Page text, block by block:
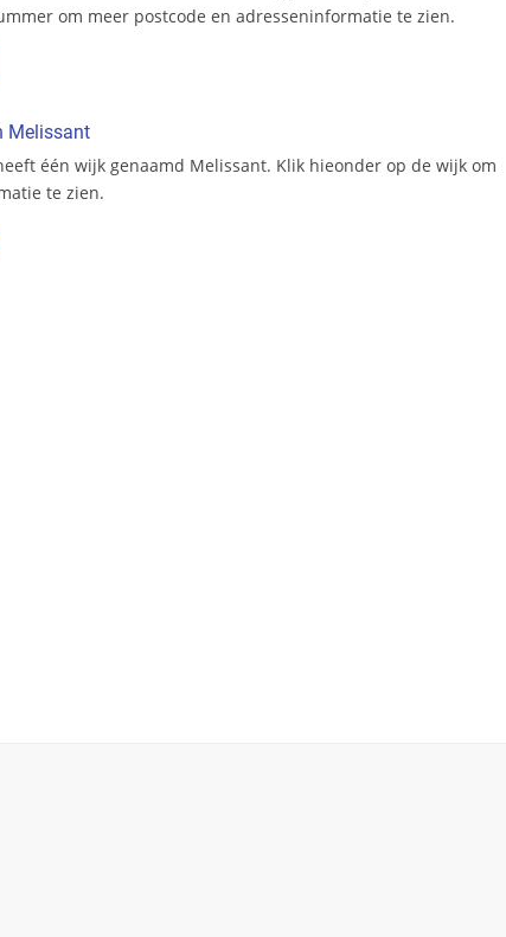
om meer postcode en adresseninformatie te zien.
Melissant
één wijk genaamd Melissant. Klik hieonder op de wijk om
te zien.